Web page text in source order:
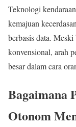
Teknologi
kemajuan
berbasis data.
konvensional, arah
besar dalam cara
Bagaimana
Otonom